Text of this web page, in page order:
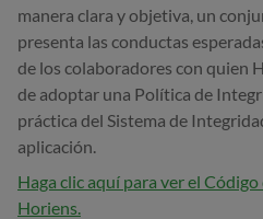
manera clara y objetiva, un
presenta las conductas
de los colaboradores con quien
de adoptar una Política de
práctica del Sistema de
aplicación.
Haga clic aquí para ver el
Horiens.